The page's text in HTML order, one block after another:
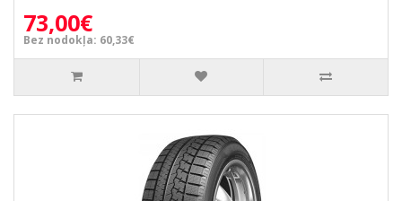
73,00€
Bez nodokļa: 60,33€